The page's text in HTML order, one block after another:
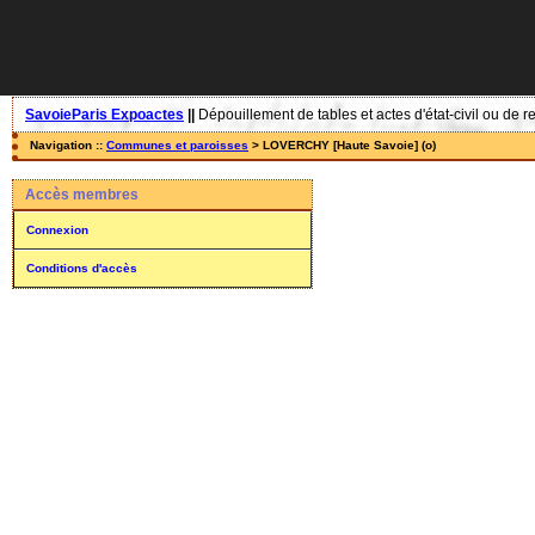
SavoieParis Expoactes Dépouillement de tables et actes d'état-civil ou de
Navigation :: Communes et paroisses > LOVERCHY [Haute Savoie] (o)
Accès membres
Connexion
Conditions d'accès